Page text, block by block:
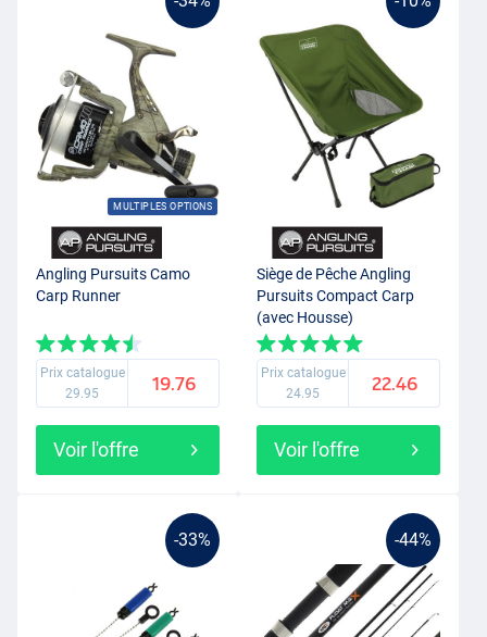
MULTIPLES OPTIONS
Angling Pursuits Camo
Carp Runner
Prix catalogue
29.95
19.76
Voir l'offre
Siège de Pêche Angling
Pursuits Compact Carp
(avec Housse)
Prix catalogue
24.95
22.46
Voir l'offre
-33% -44%